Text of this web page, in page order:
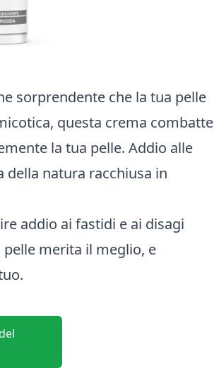
sorprendente che la tua pelle
questa crema combatte
la tua pelle. Addio alle
della natura racchiusa in
addio ai fastidi e ai disagi
merita il meglio, e